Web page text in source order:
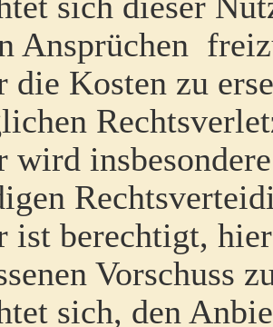
Ansprüchen
die Kosten zu
wird
ist berechtigt,
Vorschuss
sich, den